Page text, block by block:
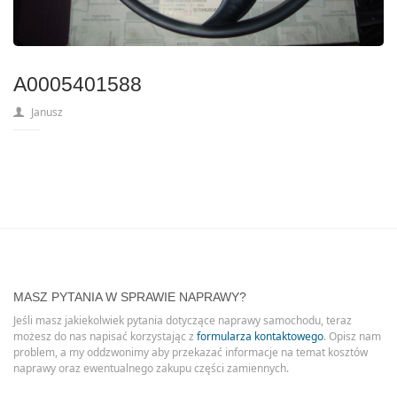
A0005401588
Janusz
MASZ PYTANIA W SPRAWIE NAPRAWY?
Jeśli masz jakiekolwiek pytania dotyczące naprawy samochodu, teraz
możesz do nas napisać korzystając z formularza kontaktowego. Opisz nam
problem, a my oddzwonimy aby przekazać informacje na temat kosztów
naprawy oraz ewentualnego zakupu części zamiennych.